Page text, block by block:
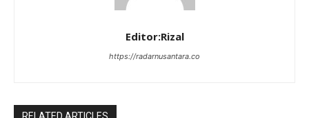
Editor:Rizal
https://radarnusantara.co